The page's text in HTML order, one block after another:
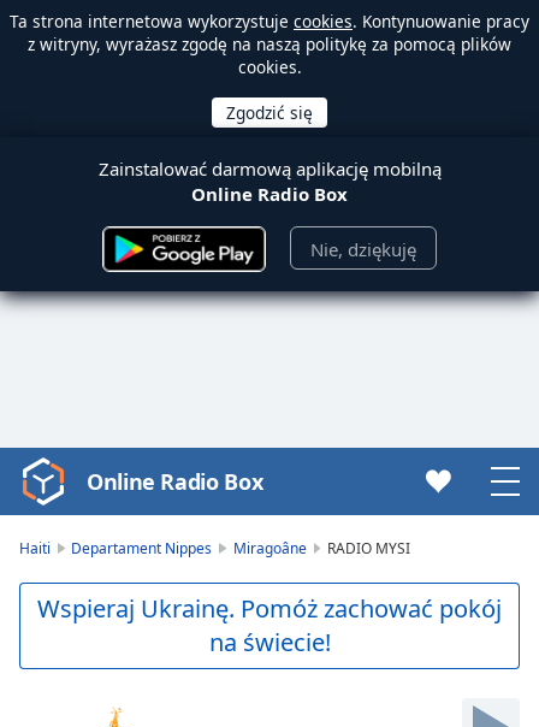
Ta strona internetowa wykorzystuje cookies. Kontynuowanie pracy
z witryny, wyrażasz zgodę na naszą politykę za pomocą plików
cookies.
Zainstalować darmową aplikację mobilną
Online Radio Box
Nie, dziękuję
Video
Player
Play
Video
Skip
Online Radio Box
Haiti Departament Nippes Miragoâne RADIO MYSI
Wspieraj Ukrainę. Pomóż zachować pokój
na świecie!